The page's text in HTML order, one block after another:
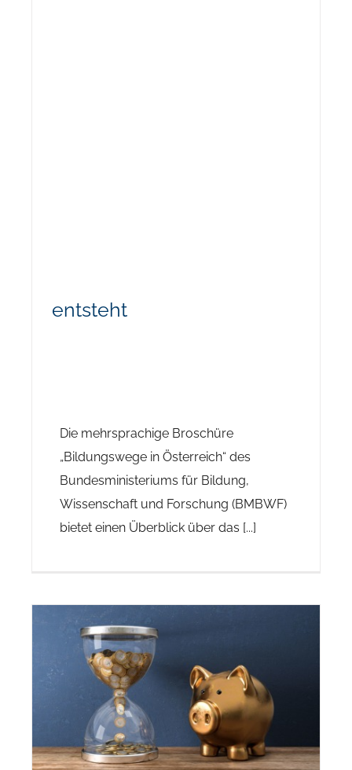
entsteht
Die mehrsprachige Broschüre
„Bildungswege in Österreich“ des
Bundesministeriums für Bildung,
Wissenschaft und Forschung (BMBWF)
bietet einen Überblick über das [...]